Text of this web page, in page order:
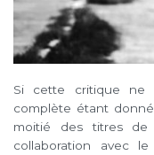
Si cette critique ne
complète étant
moitié des titres de
collaboration avec